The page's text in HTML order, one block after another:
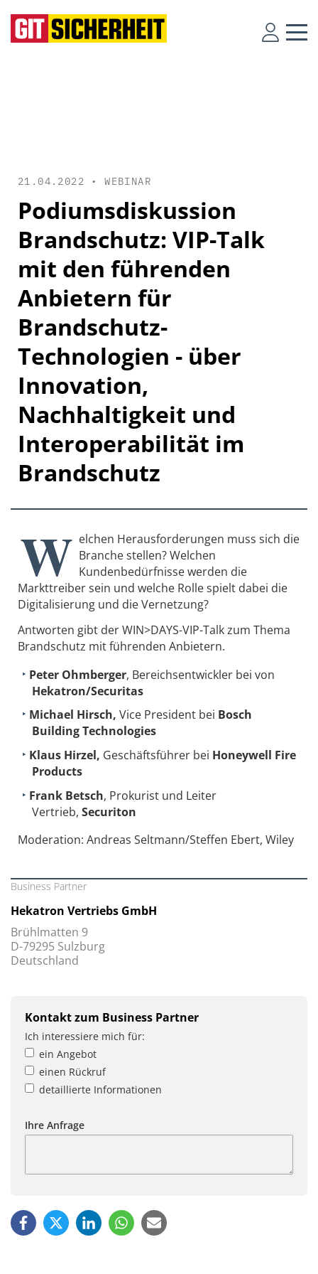
21.04.2022 •WEBINAR
Podiumsdiskussion
Brandschutz: VIP-Talk
mit den führenden
Anbietern für
Brandschutz-
Technologien - über
Innovation,
Nachhaltigkeit und
Interoperabilität im
Brandschutz
W elchen Herausforderungen muss sich die
Branche stellen? Welchen
Kundenbedürfnisse werden die
Markttreiber sein und welche Rolle spielt dabei die
Digitalisierung und die Vernetzung?
Antworten gibt der WIN>DAYS-VIP-Talk zum Thema
Brandschutz mit führenden Anbietern.
Peter Ohmberger, Bereichsentwickler bei von
Hekatron/Securitas
Michael Hirsch, Vice President bei Bosch
Building Technologies
Klaus Hirzel, Geschäftsführer bei Honeywell Fire
Products
Frank Betsch, Prokurist und Leiter
Vertrieb, Securiton
Moderation: Andreas Seltmann/Steffen Ebert, Wiley
Business Partner
Hekatron Vertriebs GmbH
Brühlmatten 9
D-79295 Sulzburg
Deutschland
Kontakt zum Business Partner
Ich interessiere mich für:
ein Angebot
einen Rückruf
detaillierte Informationen
Ihre Anfrage